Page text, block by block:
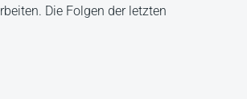
Die Folgen der letzten